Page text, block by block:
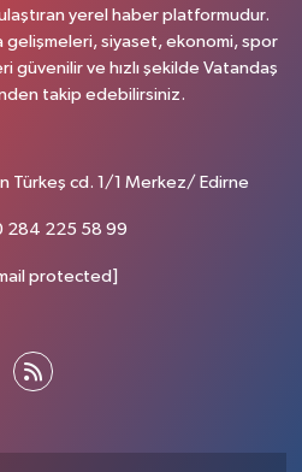
yerel haber platformudur.
gelişmeleri, siyaset, ekonomi, spor
güvenilir ve hızlı şekilde Vatandaş
takip edebilirsiniz.
Türkeş cd. 1/1 Merkez/ Edirne
284 225 58 99
protected]